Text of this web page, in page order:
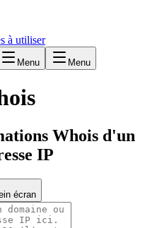
à utiliser
Menu Menu
Whois d'un
IP
écran